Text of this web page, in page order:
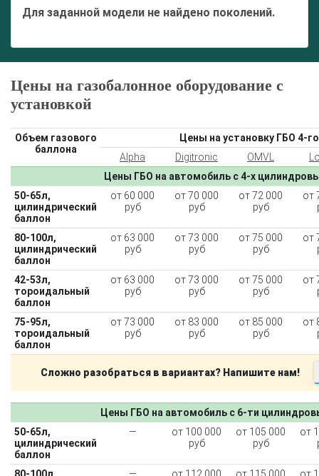
Для заданной модели не найдено поколений.
Цены на газобалонное оборудование с
установкой
Объем газового
баллона
Цены на установку ГБО 4-
Alpha
Digitronic OMVL
Цены ГБО на автомобиль с 4-х
50-65л,
цилиндрический
баллон
от 60 000
руб
от 70 000
руб
от 72 000
руб
от
80-100л,
цилиндрический
баллон
от 63 000
руб
от 73 000
руб
от 75 000
руб
от
42-53л,
тороидальный
баллон
от 63 000
руб
от 73 000
руб
от 75 000
руб
от
75-95л,
тороидальный
баллон
от 73 000
руб
от 83 000
руб
от 85 000
руб
от
Сложно разобраться в вариантах? Напишите нам!
Цены ГБО на автомобиль с 6-ти
50-65л,
цилиндрический
баллон
—
от 100 000
руб
от 105 000
руб
от
80-100л, — от 112 000 от 115 000 от